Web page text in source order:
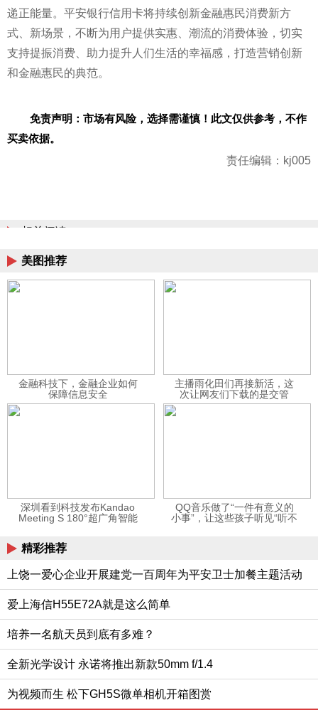
递正能量。平安银行信用卡将持续创新金融惠民消费新方
式、新场景，不断为用户提供实惠、潮流的消费体验，切实
支持提振消费、助力提升人们生活的幸福感，打造营销创新
和金融惠民的典范。
免责声明：市场有风险，选择需谨慎！此文仅供参考，不作
买卖依据。
责任编辑：kj005
相关阅读
美图推荐
金融科技下，金融企业如何
保障信息安全
主播雨化田们再接新活，这
次让网友们下载的是交管
12123APP
深圳看到科技发布Kandao
Meeting S 180°超广角智能
QQ音乐做了“一件有意义的
小事”，让这些孩子听见“听不
精彩推荐
上饶一爱心企业开展建党一百周年为平安卫士加餐主题活动
爱上海信H55E72A就是这么简单
培养一名航天员到底有多难？
全新光学设计 永诺将推出新款50mm f/1.4
为视频而生 松下GH5S微单相机开箱图赏